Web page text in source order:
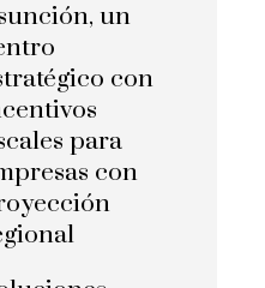
un
con
para
con